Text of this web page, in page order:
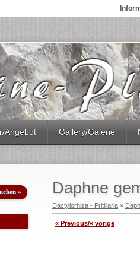
Angebot Gallery/Galerie
Daphne
Dactylorhiza - Fritillaria »
« Previous/« vorige